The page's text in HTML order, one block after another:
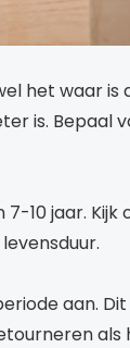
het waar
is. Bepaal
10 jaar.
aan.
als